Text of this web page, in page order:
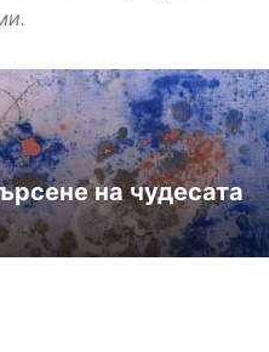
на чудесата